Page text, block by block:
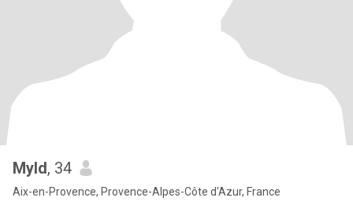
Myld, 34
Aix-en-Provence, Provence-Alpes-Côte d'Azur, France